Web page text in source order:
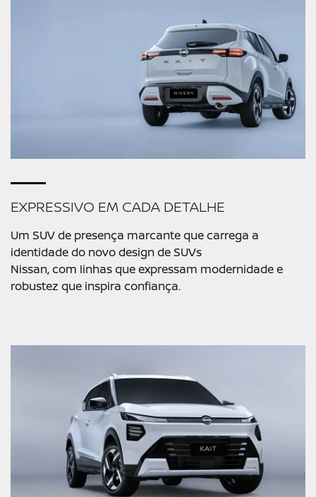
EXPRESSIVO EM CADA DETALHE
Um SUV de presença marcante que carrega a
identidade do novo design de SUVs
Nissan, com linhas que expressam modernidade e
robustez que inspira confiança.